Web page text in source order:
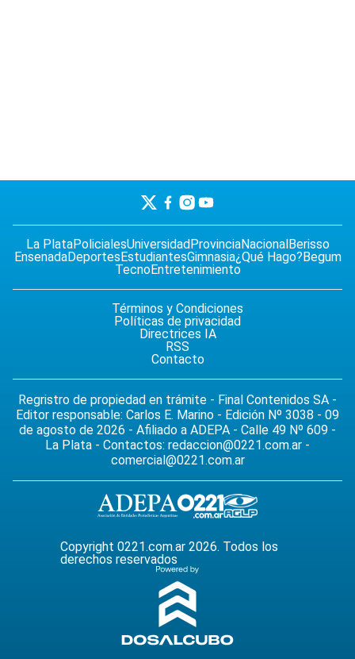
La PlataPolicialesUniversidadProvinciaNacionalBerisso
EnsenadaDeportesEstudiantesGimnasia¿Qué Hago?Begum
TecnoEntretenimiento
Términos y Condiciones
Políticas de privacidad
Directrices IA
RSS
Contacto
Regristro de propiedad en trámite - Final Contenidos SA -
Editor responsable: Carlos E. Marino - Edición Nº 3038 - 09
de agosto de 2026 - Afiliado a ADEPA - Calle 49 Nº 609 -
La Plata - Contactos: redaccion@0221.com.ar -
comercial@0221.com.ar
Copyright 0221.com.ar 2026. Todos los
derechos reservados